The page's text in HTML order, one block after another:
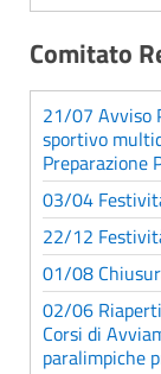
Comitato
21/07 Avviso
sportivo
Preparazione
03/04
22/12
01/08
02/06
Corsi di
paralimpiche